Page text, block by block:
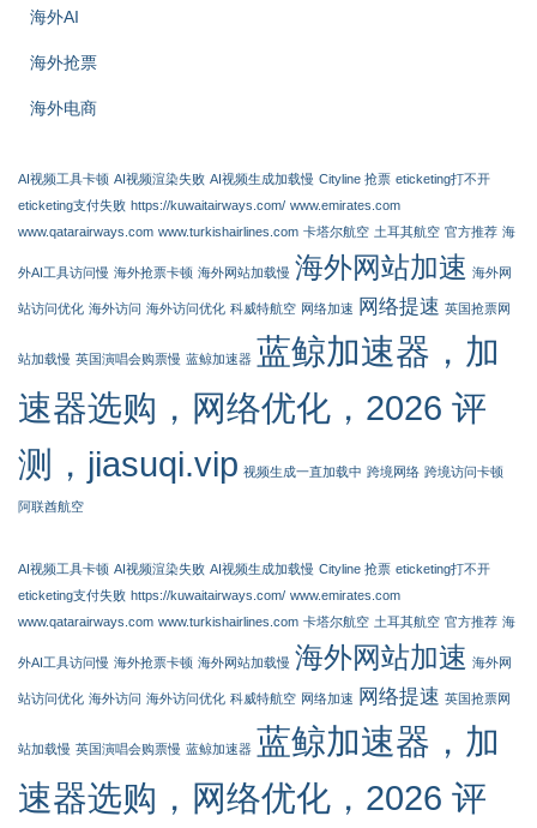
海外AI
海外抢票
海外电商
AI视频工具卡顿 AI视频渲染失败 AI视频生成加载慢 Cityline 抢票 eticketing打不开
eticketing支付失败 https://kuwaitairways.com/ www.emirates.com
www.qatarairways.com www.turkishairlines.com 卡塔尔航空 土耳其航空 官方推荐 海
外AI工具访问慢 海外抢票卡顿 海外网站加载慢 海外网站加速 海外网
站访问优化 海外访问 海外访问优化 科威特航空 网络加速 网络提速 英国抢票网
站加载慢 英国演唱会购票慢 蓝鲸加速器 蓝鲸加速器，加
速器选购，网络优化，2026 评
测，jiasuqi.vip 视频生成一直加载中 跨境网络 跨境访问卡顿
阿联酋航空
AI视频工具卡顿 AI视频渲染失败 AI视频生成加载慢 Cityline 抢票 eticketing打不开
eticketing支付失败 https://kuwaitairways.com/ www.emirates.com
www.qatarairways.com www.turkishairlines.com 卡塔尔航空 土耳其航空 官方推荐 海
外AI工具访问慢 海外抢票卡顿 海外网站加载慢 海外网站加速 海外网
站访问优化 海外访问 海外访问优化 科威特航空 网络加速 网络提速 英国抢票网
站加载慢 英国演唱会购票慢 蓝鲸加速器 蓝鲸加速器，加
速器选购，网络优化，2026 评